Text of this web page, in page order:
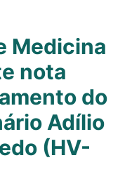
Medicina
nota
do
Adílio
(HV-